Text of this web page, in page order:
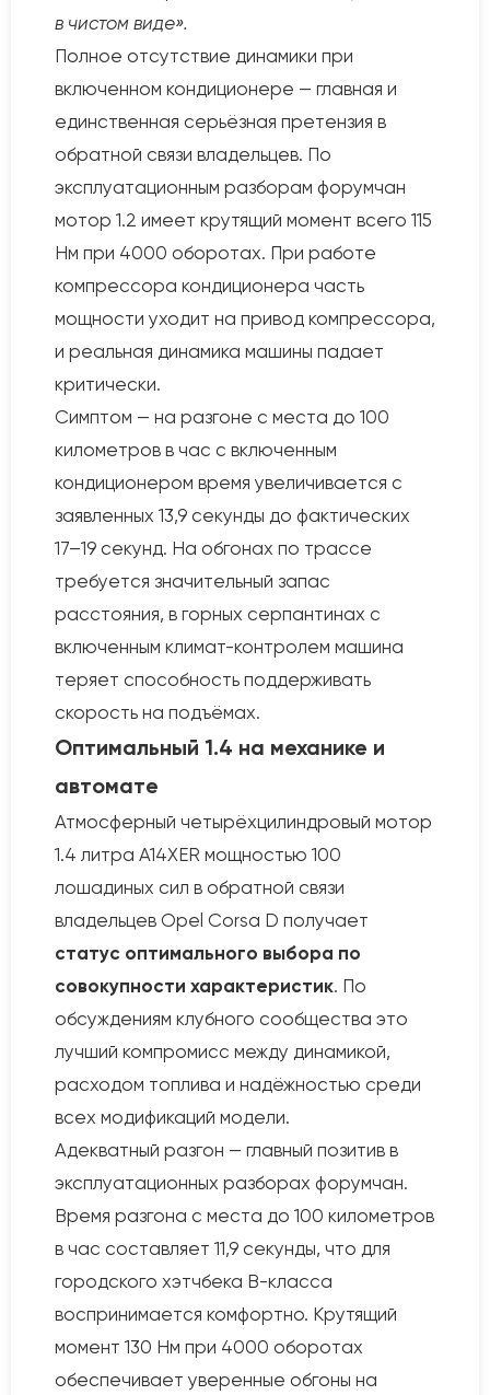
в чистом виде».
Полное отсутствие динамики при
включенном кондиционере — главная и
единственная серьёзная претензия в
обратной связи владельцев. По
эксплуатационным разборам форумчан
мотор 1.2 имеет крутящий момент всего 115
Нм при 4000 оборотах. При работе
компрессора кондиционера часть
мощности уходит на привод компрессора,
и реальная динамика машины падает
критически.
Симптом — на разгоне с места до 100
километров в час с включенным
кондиционером время увеличивается с
заявленных 13,9 секунды до фактических
17–19 секунд. На обгонах по трассе
требуется значительный запас
расстояния, в горных серпантинах с
включенным климат-контролем машина
теряет способность поддерживать
скорость на подъёмах.
Оптимальный 1.4 на механике и
автомате
Атмосферный четырёхцилиндровый мотор
1.4 литра A14XER мощностью 100
лошадиных сил в обратной связи
владельцев Opel Corsa D получает
статус оптимального выбора по
совокупности характеристик. По
обсуждениям клубного сообщества это
лучший компромисс между динамикой,
расходом топлива и надёжностью среди
всех модификаций модели.
Адекватный разгон — главный позитив в
эксплуатационных разборах форумчан.
Время разгона с места до 100 километров
в час составляет 11,9 секунды, что для
городского хэтчбека B-класса
воспринимается комфортно. Крутящий
момент 130 Нм при 4000 оборотах
обеспечивает уверенные обгоны на